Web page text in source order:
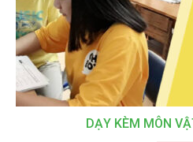
DẠY KÈM MÔN